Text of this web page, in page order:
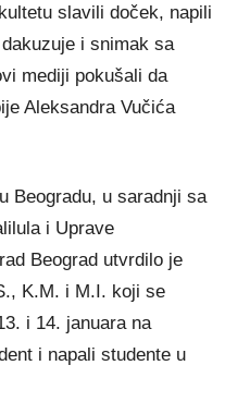
slavili doček, napili
i snimak sa
mediji pokušali da
Aleksandra Vučića
Beogradu, u saradnji sa
i Uprave
Beograd utvrdilo je
K.M. i M.I. koji se
i 14. januara na
i napali studente u